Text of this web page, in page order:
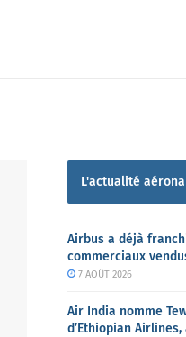
L'actualité
Airbus a déjà
commerciaux
7 AOÛT 2026
Air India nomme
d’Ethiopian